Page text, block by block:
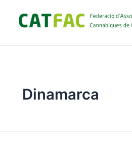
contenido
Dinamarca